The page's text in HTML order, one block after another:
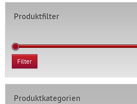
Produktfilter
Filter
Produktkategorien